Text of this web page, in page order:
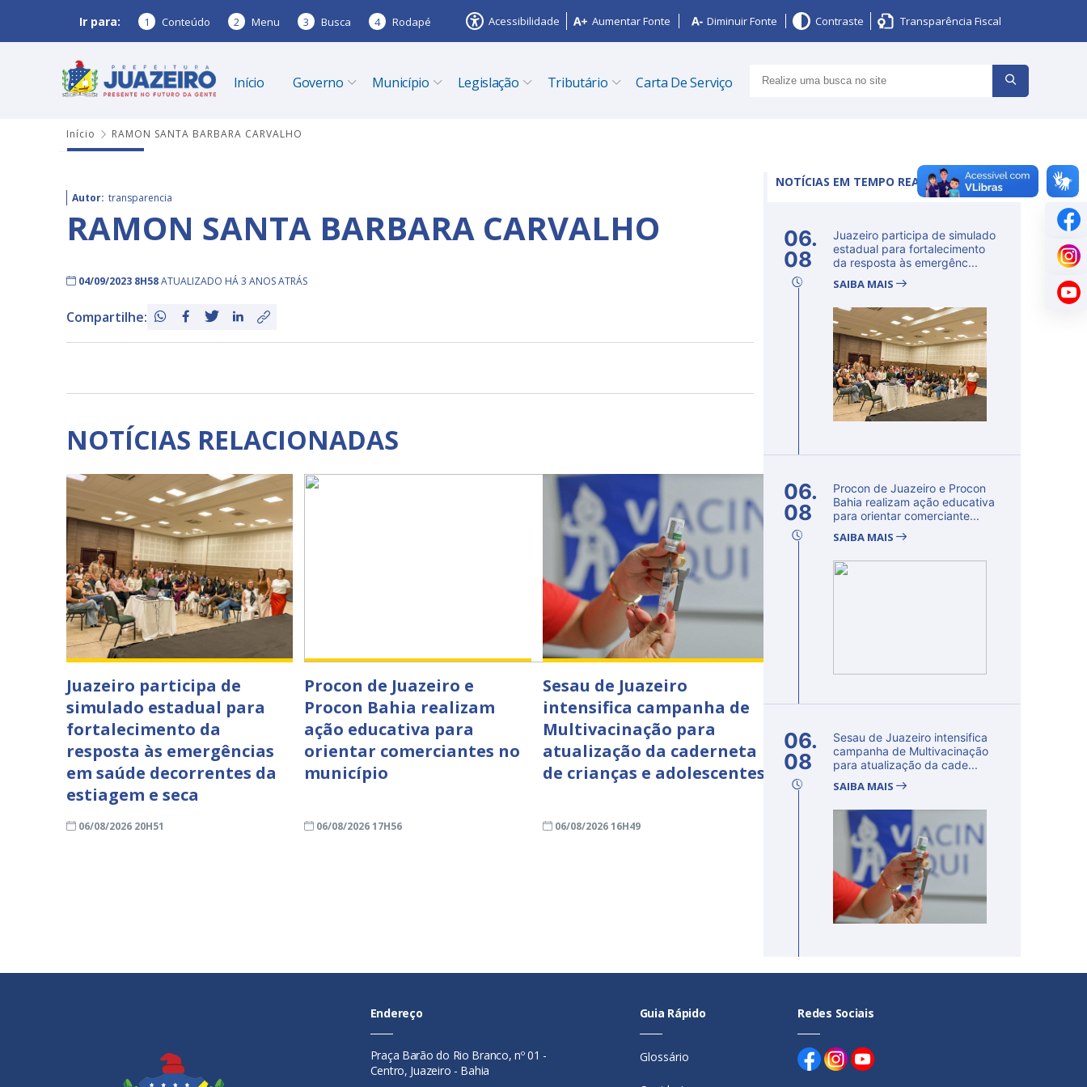
Ir para: 1 Conteúdo 2 Menu 3 Busca 4 Rodapé Acessibilidade Aumentar Fonte Diminuir Fonte Contraste Transparência Fiscal
Início Governo Município Legislação Tributário Carta De Serviço
Início RAMON SANTA BARBARA CARVALHO
Autor: transparencia
RAMON SANTA BARBARA CARVALHO
04/09/2023 8H58ATUALIZADO HÁ 3 ANOS ATRÁS
Compartilhe:
NOTÍCIAS RELACIONADAS
Juazeiro participa de
simulado estadual para
fortalecimento da
resposta às emergências
em saúde decorrentes da
estiagem e seca
06/08/2026 20H51
Procon de Juazeiro e
Procon Bahia realizam
ação educativa para
orientar comerciantes no
município
06/08/2026 17H56
Sesau de Juazeiro
intensifica campanha de
Multivacinação para
atualização da caderneta
de crianças e adolescentes
06/08/2026 16H49
NOTÍCIAS EM TEMPO REAL
06.
08
Juazeiro participa de simulado
estadual para fortalecimento
da resposta às emergênc...
SAIBA MAIS
06.
08
Procon de Juazeiro e Procon
Bahia realizam ação educativa
para orientar comerciante...
SAIBA MAIS
06.
08
Sesau de Juazeiro intensifica
campanha de Multivacinação
para atualização da cade...
SAIBA MAIS
Endereço
Praça Barão do Rio Branco, nº 01 -
Centro, Juazeiro - Bahia
Guia Rápido
Glossário
Redes Sociais